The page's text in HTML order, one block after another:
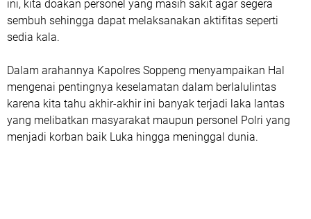
ini, kita doakan personel yang masih sakit agar segera
sembuh sehingga dapat melaksanakan aktifitas seperti
sedia kala.
Dalam arahannya Kapolres Soppeng menyampaikan Hal
mengenai pentingnya keselamatan dalam berlalulintas
karena kita tahu akhir-akhir ini banyak terjadi laka lantas
yang melibatkan masyarakat maupun personel Polri yang
menjadi korban baik Luka hingga meninggal dunia.